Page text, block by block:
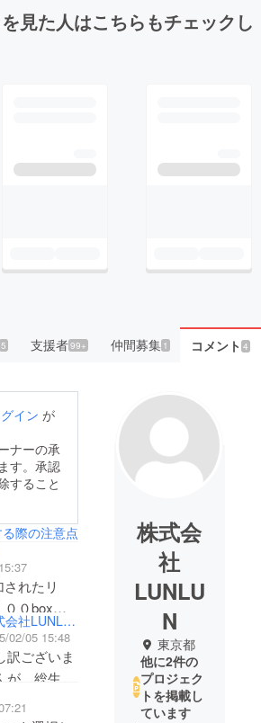
見た人はこちらもチェックし
5 支援者99+ 仲間募集 1 コメント4
イン が
ナーの承
す。承認
すること
際の注意点
れたリ
００box追
のですが
は200box
ですか？
株式会社LUNLUN
02/05 15:48
訳ございま
が、総生産
び1stロッ
株式会
社
LUNLU
N
東京都
他に2件の
プロジェク
トを掲載し
ています